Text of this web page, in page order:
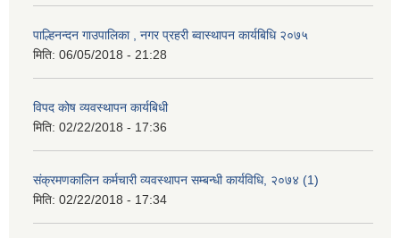
पाल्हिनन्दन गाउपालिका , नगर प्रहरी ब्वास्थापन कार्यबिधि २०७५
मिति: 06/05/2018 - 21:28
विपद कोष व्यवस्थापन कार्यबिधी
मिति: 02/22/2018 - 17:36
संक्रमणकालिन कर्मचारी व्यवस्थापन सम्बन्धी कार्यविधि, २०७४ (1)
मिति: 02/22/2018 - 17:34